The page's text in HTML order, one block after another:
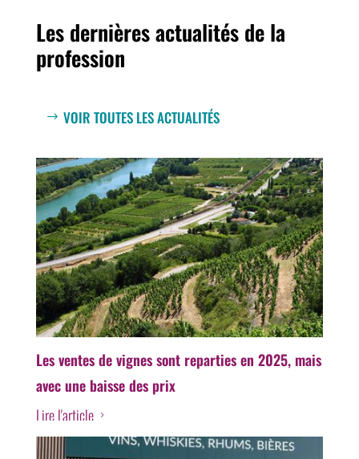
Les dernières actualités de la
profession
VOIR TOUTES LES ACTUALITÉS
Les ventes de vignes sont reparties en 2025, mais
avec une baisse des prix
Lire l'article
5